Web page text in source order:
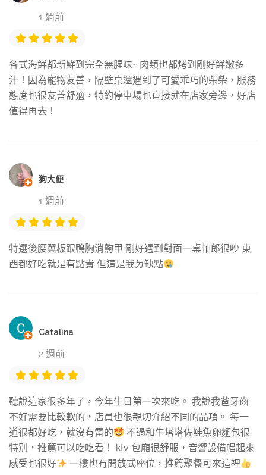
1 週前
各式海鮮都新鮮到完全無腥味~ 肉類也都烤到剛好鮮嫩多
汁！因為寵物友善，隔壁桌還遇到了可愛乖巧的柴柴，服務
態度也很友善舒適，特約停車場也直接就在店家旁邊，好店
值得再去！
狗大便
1 週前
特選後腰翼板跟鴨胸消齁甲 剛好遇到對面一桌軸郎很吵 東
西都好吃就是有點貴 但這是我ㄉ缺點
Catalina
2 週前
聽說這家很多年了，今年生日第一次來吃。 我說我爸牙齒
不好需要比較軟的，店員也很親切介紹不同的品項。 每一
道很都好吃，就沒有雷的
不過和牛塔塔佐鮭魚卵麵包很
特別，推薦可以吃吃看！ ktv 包廂很舒服，音響設備唱起來
感受也很好
一樓也有開放式座位，推薦聚餐可來這裡